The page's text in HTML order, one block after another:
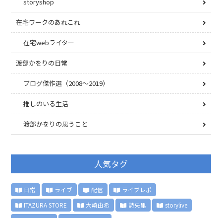
在宅ワークのあれこれ
在宅webライター
渡部かをりの日常
ブログ傑作選（2008〜2019）
推しのいる生活
渡部かをりの思うこと
人気タグ
日常 ライブ 配信
ライブレポ
ITAZURA STORE
大崎由希 詩央里
storylive